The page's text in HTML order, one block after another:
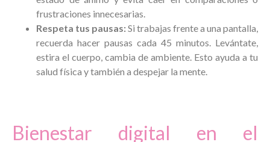
frustraciones innecesarias.
Respeta tus pausas:Si trabajas frente a una pantalla,
recuerda hacer pausas cada 45 minutos. Levántate,
estira el cuerpo, cambia de ambiente. Esto ayuda a tu
salud física y también a despejar la mente.
Bienestar digital en el